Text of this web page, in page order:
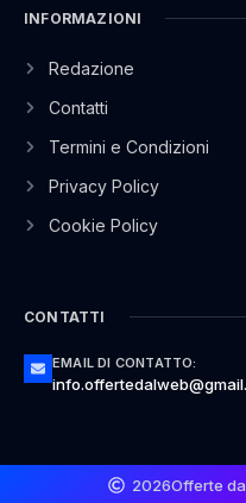
INFORMAZIONI
Redazione
Contatti
Termini e Condizioni
Privacy Policy
Cookie Policy
CONTATTI
EMAIL DI CONTATTO:
2026Offerte